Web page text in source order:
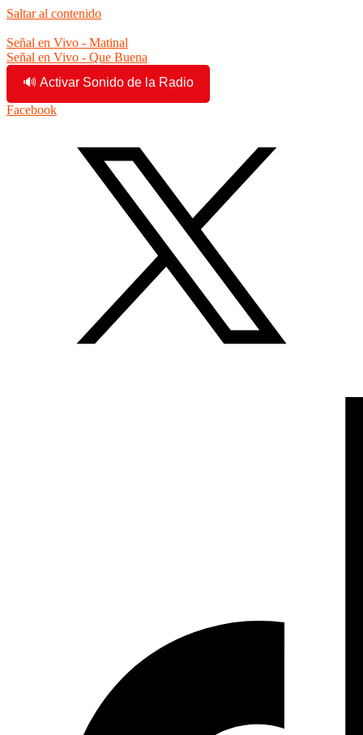
Saltar al contenido
Señal en Vivo - Matinal
Señal en Vivo - Que Buena
🔊 Activar Sonido de la Radio
Facebook